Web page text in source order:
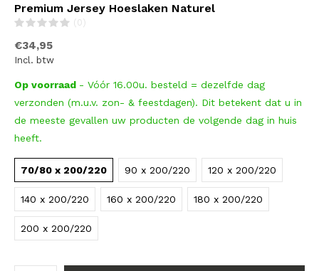
Premium Jersey Hoeslaken Naturel
(0)
€34,95
Incl. btw
Op voorraad - Vóór 16.00u. besteld = dezelfde dag
verzonden (m.u.v. zon- & feestdagen). Dit betekent dat u in
de meeste gevallen uw producten de volgende dag in huis
heeft.
70/80 x 200/220 90 x 200/220 120 x 200/220
140 x 200/220 160 x 200/220 180 x 200/220
200 x 200/220